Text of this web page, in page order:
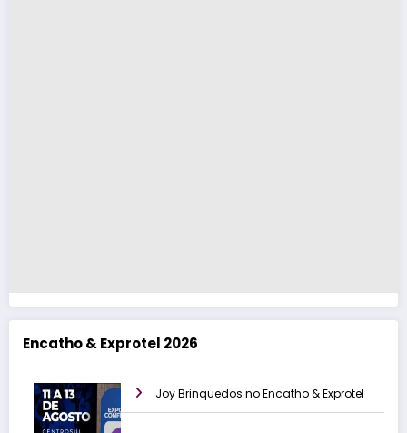
Encatho & Exprotel 2026
Joy Brinquedos no Encatho & Exprotel